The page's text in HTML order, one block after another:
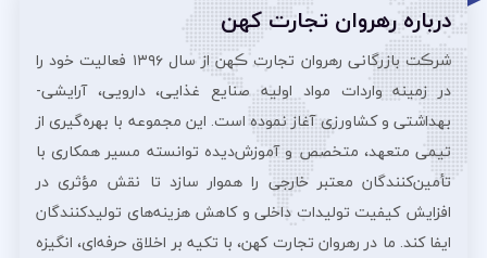
درباره رهروان تجارت کهن
شرڪت بازرگانی رهروان تجارت ڪهن از سال ۱۳۹۶ فعالیت خود را
در زمینه واردات مواد اولیه صنایع غذایی، دارویی، آرایشی‌-
بهداشتی و کشاورزی آغاز نموده است. این مجموعه با بهره‌گیری از
تیمی متعهد، متخصص و آموزش‌دیده توانسته مسیر همکاری با
تأمین‌کنندگان معتبر خارجی را هموار سازد تا نقش مؤثری در
افزایش کیفیت تولیدات داخلی و کاهش هزینه‌های تولیدکنندگان
ایفا کند. ما در رهروان تجارت کهن، با تکیه بر اخلاق حرفه‌ای، انگیزه